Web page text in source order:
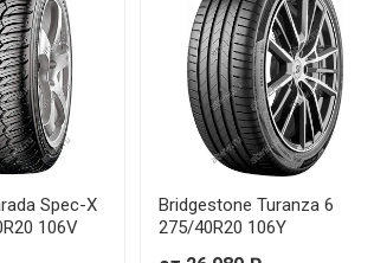
Spec-X
106V
Bridgestone Turanza 6
275/40R20 106Y